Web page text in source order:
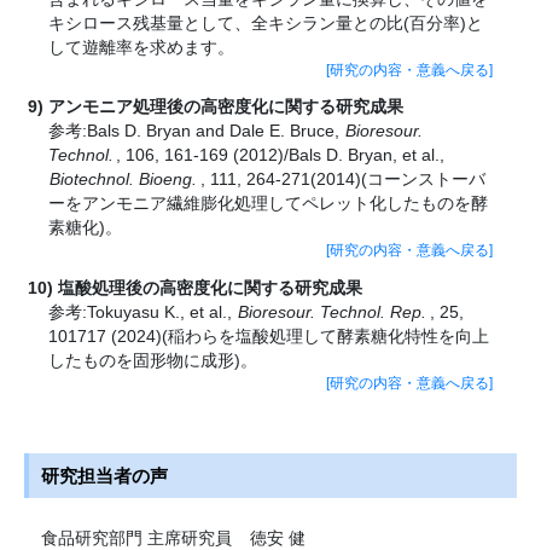
キシロース残基量として、全キシラン量との比(百分率)と
して遊離率を求めます。
[研究の内容・意義へ戻る]
アンモニア処理後の高密度化に関する研究成果
参考:Bals D. Bryan and Dale E. Bruce, Bioresour.
Technol.
, 106, 161-169 (2012)/Bals D. Bryan, et al.,
Biotechnol. Bioeng.
, 111, 264-271(2014)(コーンストーバ
ーをアンモニア繊維膨化処理してペレット化したものを酵
素糖化)。
[研究の内容・意義へ戻る]
塩酸処理後の高密度化に関する研究成果
参考:Tokuyasu K., et al., Bioresour. Technol. Rep.
, 25,
101717 (2024)(稲わらを塩酸処理して酵素糖化特性を向上
したものを固形物に成形)。
[研究の内容・意義へ戻る]
研究担当者の声
食品研究部門 主席研究員
徳安 健